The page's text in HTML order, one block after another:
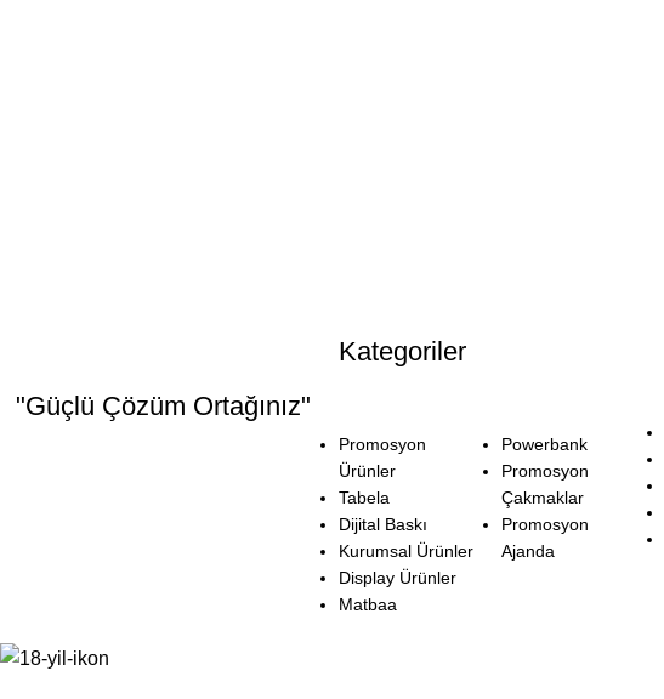
"Güçlü Çözüm Ortağınız"
Kategoriler
Promosyon
Ürünler
Tabela
Dijital Baskı
Kurumsal Ürünler
Display Ürünler
Matbaa
Powerbank
Promosyon
Çakmaklar
Promosyon
Ajanda